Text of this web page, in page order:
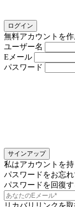
ログイン
無料アカウントを
ユーザー名
Eメール
パスワード
サインアップ
私はアカウントを
パスワードをお忘れ
パスワードを回復